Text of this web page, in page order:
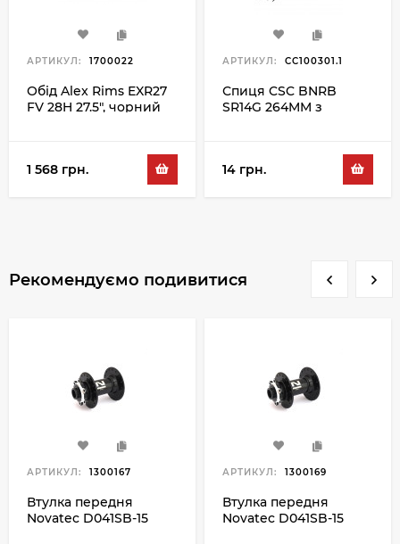
АРТИКУЛ: 1700022
Обід Alex Rims EXR27
FV 28H 27.5", чорний
1 568 грн.
АРТИКУЛ: CC100301.1
Спиця CSC BNRB
SR14G 264MM з
14 грн.
Рекомендуємо подивитися
АРТИКУЛ: 1300167
Втулка передня
Novatec D041SB-15
АРТИКУЛ: 1300169
Втулка передня
Novatec D041SB-15